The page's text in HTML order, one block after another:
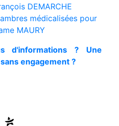
DEMARCHE
médicalisées pour
MAURY
d'informations ? Une
engagement ?